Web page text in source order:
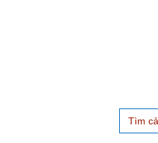
Search
for: